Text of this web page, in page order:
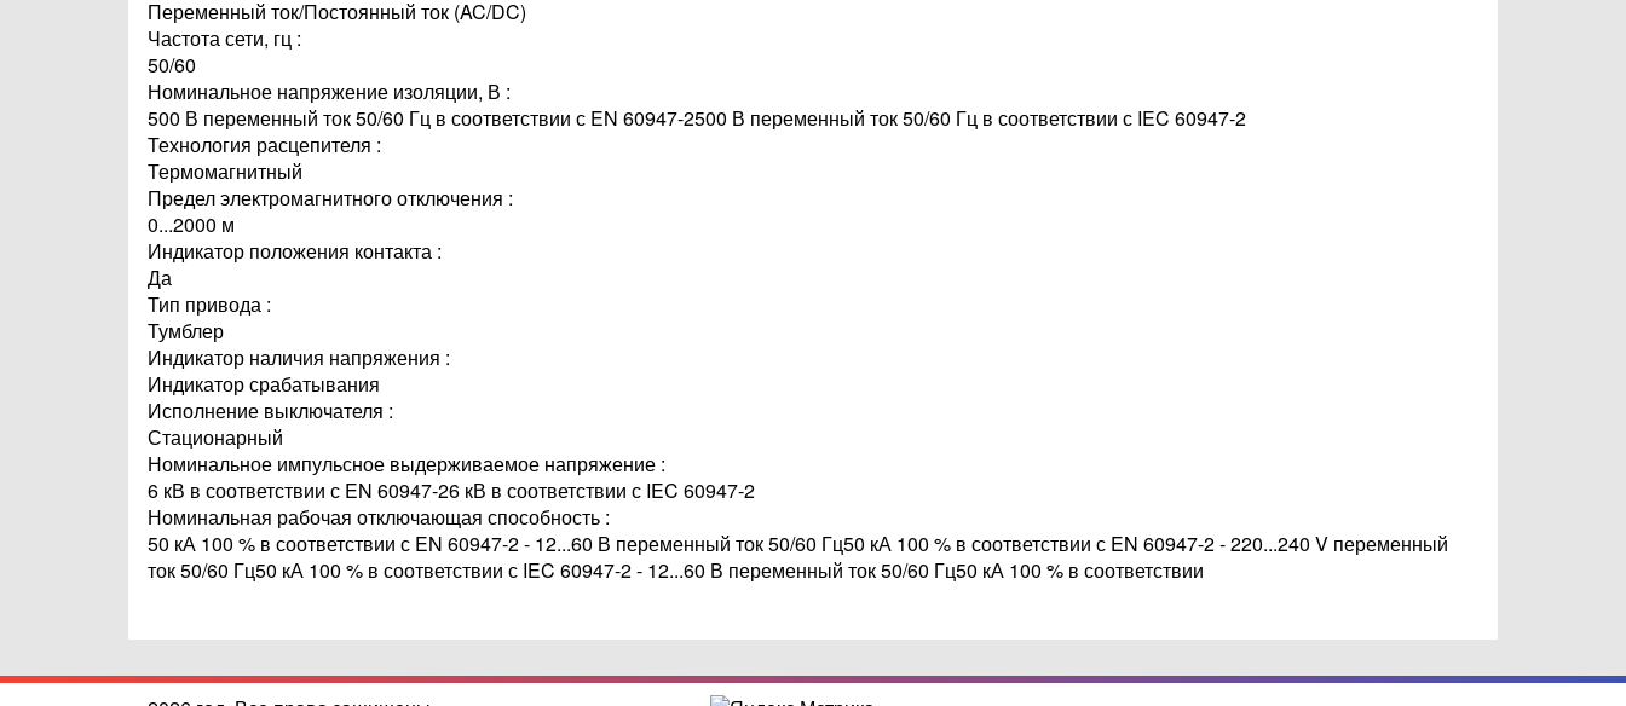
Переменный ток/Постоянный ток (AC/DC)
Частота сети, гц :
50/60
Номинальное напряжение изоляции, В :
500 В переменный ток 50/60 Гц в соответствии с EN 60947-2500 В переменный ток 50/60 Гц в соответствии с IEC 60947-2
Технология расцепителя :
Термомагнитный
Предел электромагнитного отключения :
0...2000 м
Индикатор положения контакта :
Да
Тип привода :
Тумблер
Индикатор наличия напряжения :
Индикатор срабатывания
Исполнение выключателя :
Стационарный
Номинальное импульсное выдерживаемое напряжение :
6 кВ в соответствии с EN 60947-26 кВ в соответствии с IEC 60947-2
Номинальная рабочая отключающая способность :
50 кА 100 % в соответствии с EN 60947-2 - 12...60 В переменный ток 50/60 Гц50 кА 100 % в соответствии с EN 60947-2 - 220...240 V переменный
ток 50/60 Гц50 кА 100 % в соответствии с IEC 60947-2 - 12...60 В переменный ток 50/60 Гц50 кА 100 % в соответствии